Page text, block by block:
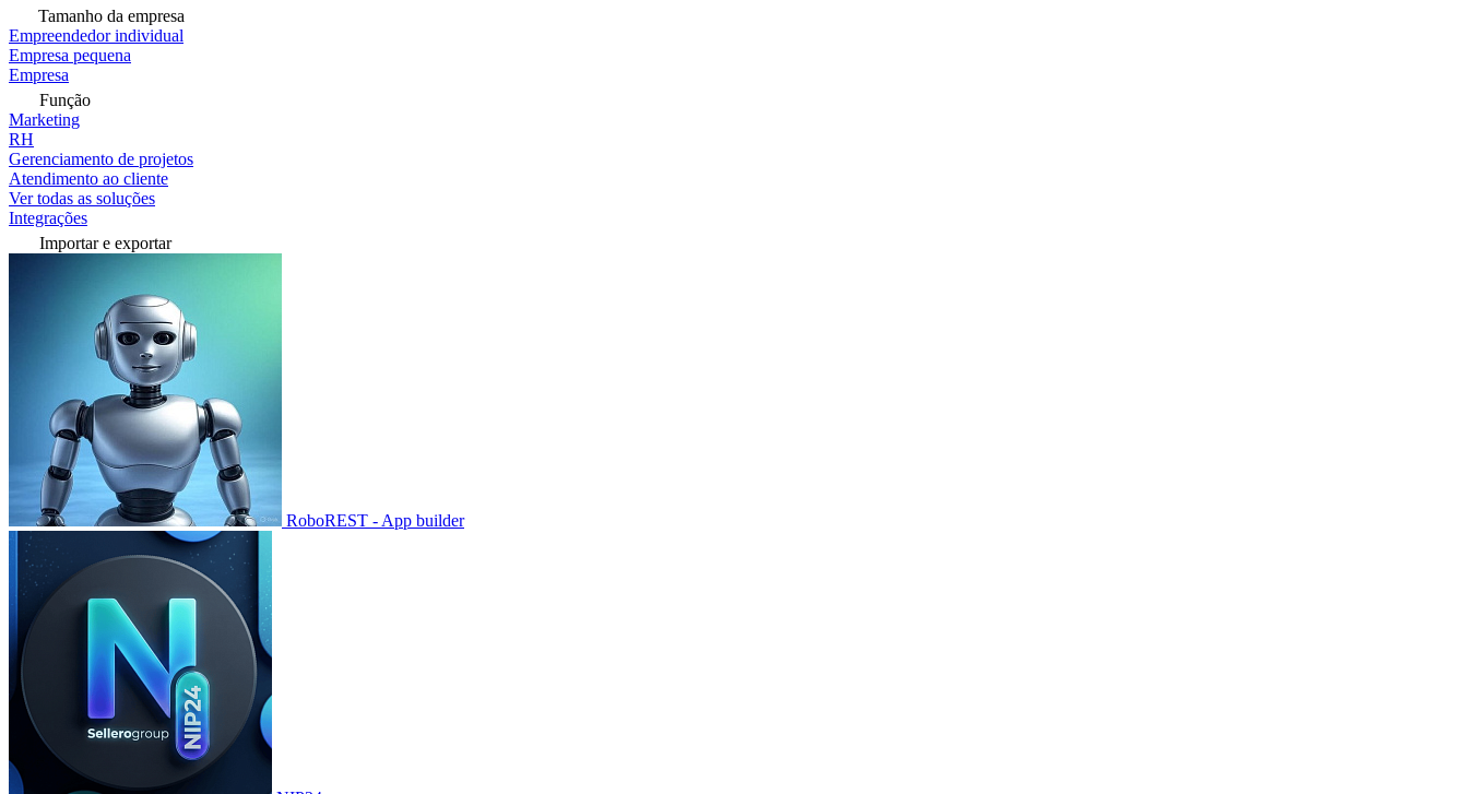
Tamanho da empresa
Empreendedor individual
Empresa pequena
Empresa
Função
Marketing
RH
Gerenciamento de projetos
Atendimento ao cliente
Ver todas as soluções
Integrações
Importar e exportar
RoboREST - App builder